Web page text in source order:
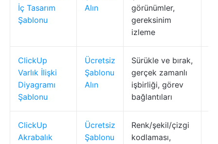
İç Tasarım
Şablonu
Alın
görünümler,
gereksinim
izleme
ClickUp
Varlık İlişki
Diyagramı
Şablonu
Ücretsiz
Şablonu
Alın
Sürükle ve bırak,
gerçek zamanlı
işbirliği, görev
bağlantıları
ClickUp
Akrabalık
Ücretsiz
Şablonu
Renk/şekil/çizgi
kodlaması,